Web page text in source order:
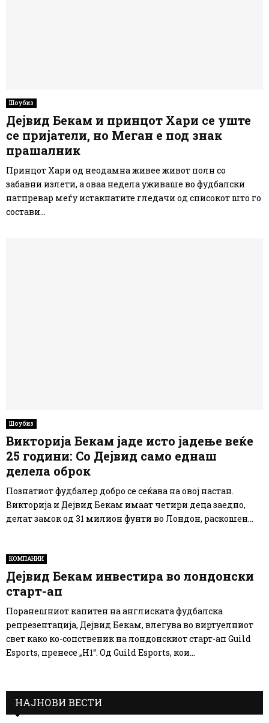
Шоубиз
Дејвид Бекам и принцот Хари се уште
се пријатели, но Меган е под знак
прашалник
Принцот Хари од неодамна живее живот полн со
забавни излети, а оваа недела уживаше во фудбалски
натпревар меѓу истакнатите гледачи од списокот што го
состави...
Шоубиз
Викторија Бекам јаде исто јадење веќе
25 години: Со Дејвид само еднаш
делела оброк
Познатиот фудбалер добро се сеќава на овој настан.
Викторија и Дејвид Бекам имаат четири деца заедно,
делат замок од 31 милион фунти во Лондон, раскошен...
КОМПАНИИ
Дејвид Бекам инвестира во лондонски
старт-ап
Поранешниот капитен на англиската фудбалска
репрезентација, Дејвид Бекам, влегува во виртуелниот
свет како ко-сопственик на лондонскиот старт-ап Guild
Esports, пренесе „Н1“. Од Guild Esports, кои...
НАЈНОВИ ВЕСТИ